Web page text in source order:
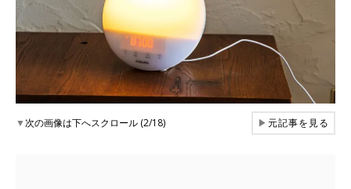
▼次の画像は下へスクロール (2/18) ▶元記事を見る